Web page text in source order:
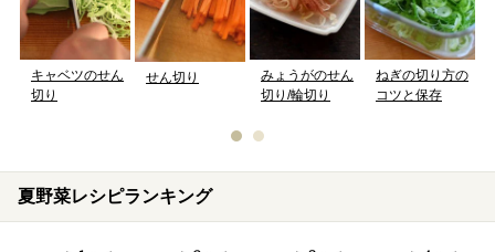
キャベツのせん
切り
せん切り
みょうがのせん
切り/輪切り
ねぎの切り方の
コツと保存
夏野菜レシピランキング